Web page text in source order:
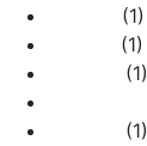
(1)
(1)
(1)
(1)